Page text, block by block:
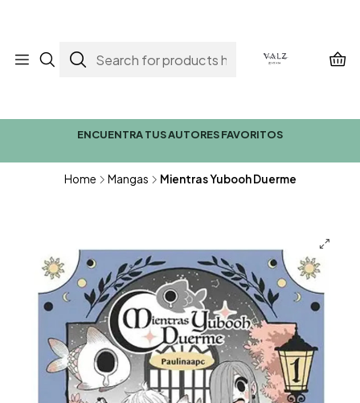
ENCUENTRA TUS AUTORES FAVORITOS
Home Mangas Mientras Yubooh Duerme